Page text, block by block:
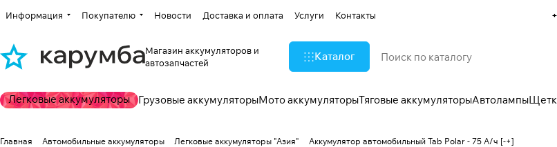
Информация Покупателю Новости Доставка и оплата Услуги Контакты
Магазин аккумуляторов и
автозапчастей
Каталог
Легковые аккумуляторы Грузовые аккумуляторыМото аккумуляторыТяговые аккумуляторыАвтолампы
Главная Автомобильные аккумуляторы Легковые аккумуляторы "Азия" Аккумулятор автомобильный Tab Polar - 75 А/ч [-+]